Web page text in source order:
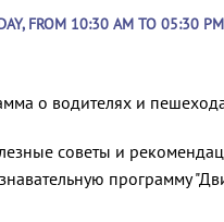
FROM 10:30 AM TO 05:30 PM
о водителях и
советы и
программу